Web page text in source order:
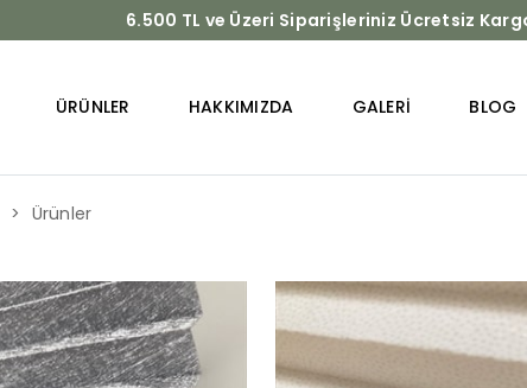
6.500 TL ve Üzeri Siparişleriniz Ücretsiz
ÜRÜNLER HAKKIMIZDA GALERI BLOG
Ürünler